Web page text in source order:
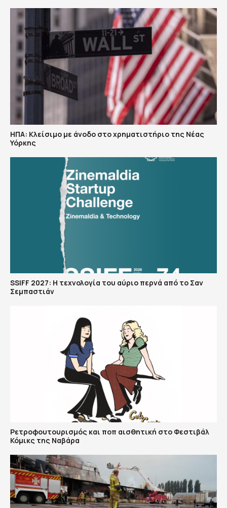
ΗΠΑ: Κλείσιμο με άνοδο στο χρηματιστήριο της Νέας
Υόρκης
SSIFF 2027: Η τεχνολογία του αύριο περνά από το Σαν
Σεμπαστιάν
Ρετροφουτουρισμός και ποπ αισθητική στο Φεστιβάλ
Κόμικς της Ναβάρα